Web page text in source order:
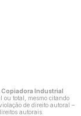
Industrial
ou total, mesmo citando
de direito autoral –
autorais